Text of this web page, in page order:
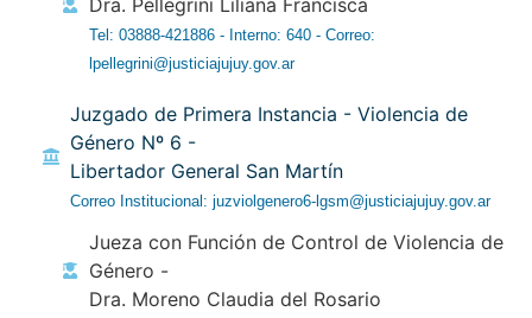
Dra. Pellegrini Liliana Francisca
Tel: 03888-421886 - Interno: 640 - Correo:
lpellegrini@justiciajujuy.gov.ar
Juzgado de Primera Instancia - Violencia de
Género Nº 6 -
Libertador General San Martín
Correo Institucional: juzviolgenero6-lgsm@justiciajujuy.gov.ar
Jueza con Función de Control de Violencia de
Género -
Dra. Moreno Claudia del Rosario